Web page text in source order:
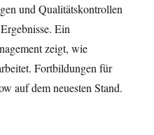
und Qualitätskontrollen
Ein
zeigt, wie
Fortbildungen für
auf dem neuesten Stand.